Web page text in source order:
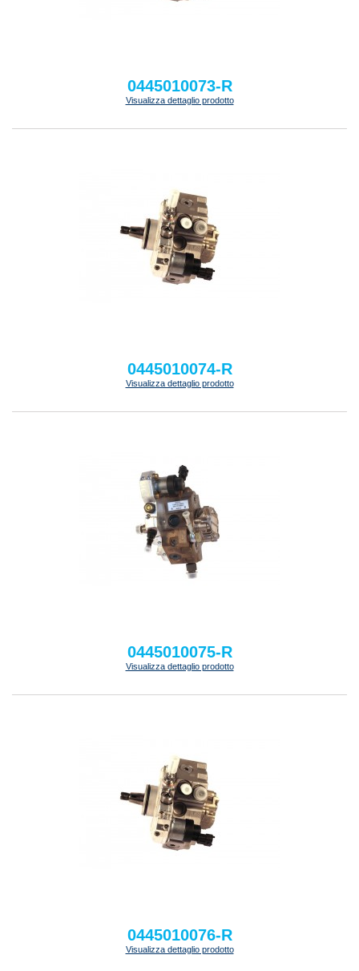
0445010073-R
Visualizza dettaglio prodotto
0445010074-R
Visualizza dettaglio prodotto
0445010075-R
Visualizza dettaglio prodotto
0445010076-R
Visualizza dettaglio prodotto